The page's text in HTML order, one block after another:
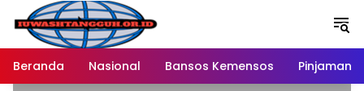
Langsung
konten
Beranda
Nasional Bansos Kemensos Pinjaman